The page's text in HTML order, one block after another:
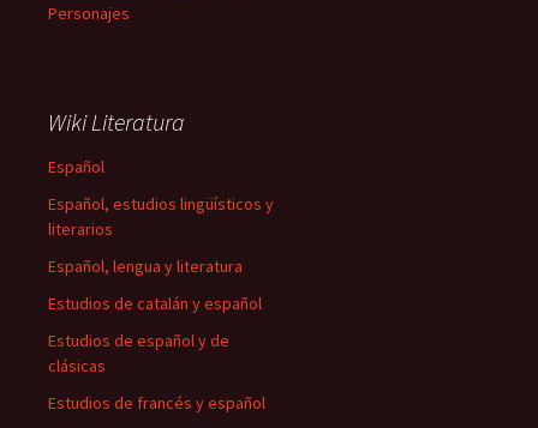
Personajes
Wiki Literatura
Español
Español, estudios lingüísticos y
literarios
Español, lengua y literatura
Estudios de catalán y español
Estudios de español y de
clásicas
Estudios de francés y español